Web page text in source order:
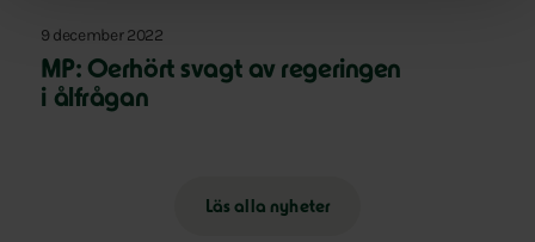
9 december 2022
MP: Oerhört svagt av regeringen
i ålfrågan
Läs alla nyheter